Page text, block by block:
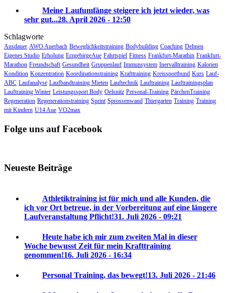
Meine Laufumfänge steigere ich jetzt wieder, was
sehr gut...28. April 2026 - 12:50
Schlagworte
Ausdauer AWO Auerbach Beweglichkeitstraining Bodybuilding Coaching Dehnen
Eigenes Studio Erholung ErzgebirgeAue Fahrtspiel Fitness Frankfurt-Marathin Frankfurt-
Marathon Freundschaft Gesundheit Gruppenlauf Immunsystem Inervalltraining Kalorien
Kondition Konzentration Koordinationstraining Krafttraining Kreissportbund Kurs Lauf-
ABC Laufanalyse Laufbandtraining Mieten Lauftechnik Lauftraining Lauftrainingsplan
Lauftraining Winter Leistungssport Body Oelsnitz Personal-Training PärchenTraining
Regeneration Regenerationstraining Sprint Sprossenwand Thiergarten Training Training
mit Kindern U14 Aue VO2max
Folge uns auf Facebook
Neueste Beiträge
Athletiktraining ist für mich und alle Kunden, die
ich vor Ort betreue, in der Vorbereitung auf eine längere
Laufveranstaltung Pflicht!31. Juli 2026 - 09:21
Heute habe ich mir zum zweiten Mal in dieser
Woche bewusst Zeit für mein Krafttraining
genommen!16. Juli 2026 - 16:34
Personal Training, das bewegt!13. Juli 2026 - 21:46